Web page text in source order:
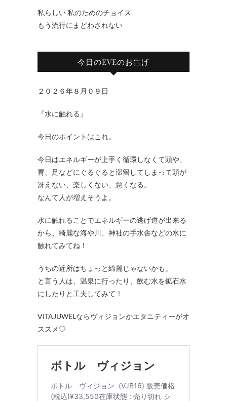
私らしい 私のためのチョイス
もう流行にまどわされない
今日のEVEのお告げ
２０２６年８月０９日
『水に触れる』
今日のポイントはこれ。
今日はエネルギーが上手く循環しなくて頭や、
胃、足などにぐるぐると滞留してしまって頭が
冴えない、楽しくない、怠くなる。
なんて人が増えそうよ。
水に触れることでエネルギーの逃げ道が出来る
から、綺麗な海や川、神社の手水舎などの水に
触れてみてね！
うちの近所はちょっと綺麗じゃないかも。
と言う人は、温泉に行ったり、飲む水を鉱石水
にしたりと工夫してみて！
VITAJUWELならヴィジョンかエタニティーがオ
ススメ♡